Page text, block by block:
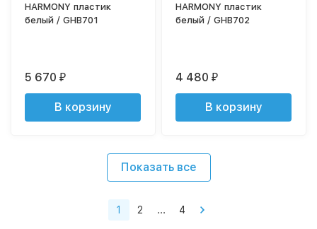
HARMONY пластик
белый / GHB701
5 670₽
В корзину
HARMONY пластик
белый / GHB702
4 480₽
В корзину
Показать все
1 2 ... 4